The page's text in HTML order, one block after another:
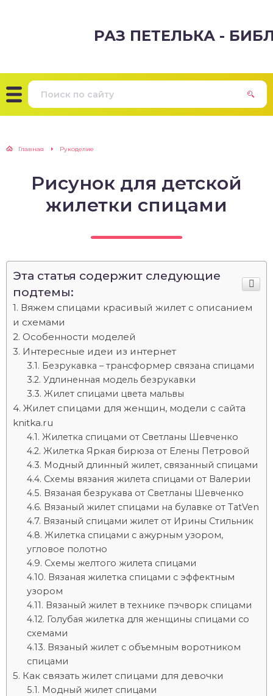
РАЗ ПЕТЕЛЬКА -
Главная Рукоделие
Рисунок для детской
жилетки спицами
Эта статья содержит следующие
подтемы:
Вяжем спицами красивый жилет с описанием
и схемами
Особенности моделей
Интересные идеи из интернет
Безрукавка – трансформер связана спицами
Удлиненная модель безрукавки
Жилет спицами цвета мальвы
Жилет спицами для женщин, модели с сайта
knitka.ru
Жилетка спицами от Светланы Шевченко
Жилетка Яркая бирюза от Елены Петровой
Модный длинный жилет, связанный спицами
Схемы вязания жилета спицами от Валерии
Вязаная безрукава от Светланы Шевченко
Вязаный жилет спицами на булавке от TatVen
Вязаный спицами жилет от Ирины Стильник
Жилетка спицами с ажурным узором,
угловое полотно
Схемы желтого жилета спицами
Вязаная жилетка спицами с эффектным
узором
Вязаный жилет в технике пэчворк спицами
Голубая жилетка для женщины спицами со
схемами
Вязаный жилет с объемным воротником
спицами
Как связать жилет спицами для девочки
Модный жилет спицами